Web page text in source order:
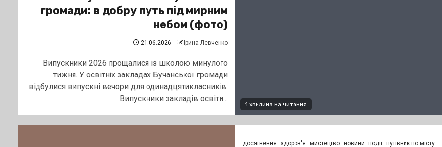
1 хвилина на читання
громади: в добру путь під мирним
небом (фото)
21.06.2026 Ірина Левченко
Випускники 2026 прощалися із школою минулого
тижня. У освітніх закладах Бучанської громади
відбулися випускні вечори для одинадцятикласників.
Випускники закладів освіти...
досягнення здоров'я мистецтво новини події путівник по місту